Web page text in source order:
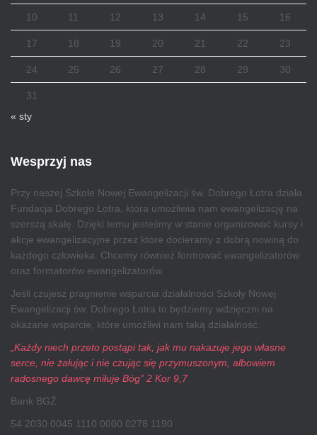
10 11 12 13 14 15 16
17 18 19 20 21 22 23
24 25 26 27 28 29 30
31
« sty
Wesprzyj nas
Przy naszej Szkole Nowej Ewangelizacji św. Dobrego Łotra działa
Fundacja Dobrego Łotra, która umożliwia nam ewangelizację na
szerszą skalę. Dzięki temu jesteśmy w stanie organizować kursy i
akcje ewangelizacyjne przez które docieramy z dobrą nowiną do
każdego człowieka. Chcemy również formować ewangelizatorów
oraz formatorów ewangelizatorów.
Jeśli czujesz pragnienie wsparcia działalności Szkoły Nowej
Ewangelizacji św. Dobrego Łotra to będziemy wdzięczni na
okazane wsparcie, które umożliwi nam taką działalność.
„Każdy niech przeto postąpi tak, jak mu nakazuje jego własne
serce, nie żałując i nie czując się przymuszonym, albowiem
radosnego dawcę miłuje Bóg” 2 Kor 9,7
Bank BGŻ
54 2030 0045 1110 0000 0278 1190